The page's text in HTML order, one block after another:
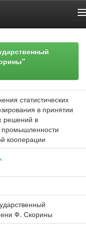
статистических
в принятии
решений в
промышленности
кооперации
Ф. Скорины